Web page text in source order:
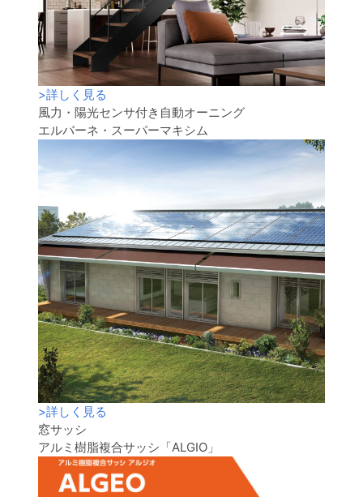
>詳しく見る
風力・陽光センサ付き自動オーニング
エルバーネ・スーパーマキシム
>詳しく見る
窓サッシ
アルミ樹脂複合サッシ「ALGIO」